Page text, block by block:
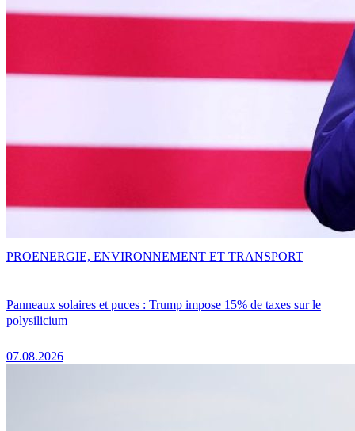
Panneaux solaires et puces : Trump impose 15% de taxes sur le
polysilicium
07.08.2026
PROENERGIE, ENVIRONNEMENT ET TRANSPORT